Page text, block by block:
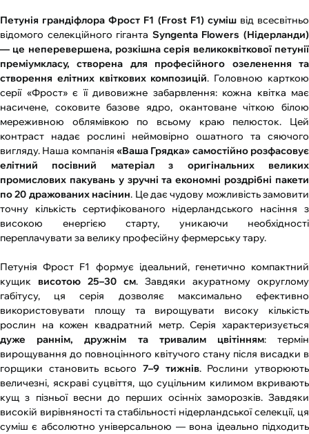
Петунія грандіфлора Фрост F1 (Frost F1) сумішвід всесвітньо
відомого селекційного гіганта Syngenta Flowers (Нідерланди)
— це неперевершена, розкішна серія великоквіткової петунії
преміумкласу, створена для професійного озеленення та
створення елітних квіткових композицій. Головною карткою
серії «Фрост» є її дивовижне забарвлення: кожна квітка має
насичене, соковите базове ядро, окантоване чіткою білою
мереживною облямівкою по всьому краю пелюсток. Цей
контраст надає рослині неймовірно ошатного та сяючого
вигляду. Наша компанія «Ваша Грядка» самостійно розфасовує
елітний посівний матеріал з оригінальних великих
промислових пакувань у зручні та економні роздрібні пакети
по 20 дражованих насінин. Це дає чудову можливість замовити
точну кількість сертифікованого нідерландського насіння з
високою енергією старту, уникаючи необхідності
переплачувати за велику професійну фермерську тару.
Петунія Фрост F1 формує ідеальний, генетично компактний
кущик висотою 25–30 см. Завдяки акуратному округлому
габітусу, ця серія дозволяє максимально ефективно
використовувати площу та вирощувати високу кількість
рослин на кожен квадратний метр. Серія характеризується
дуже раннім, дружнім та тривалим цвітінням: термін
вирощування до повноцінного квітучого стану після висадки в
горщики становить всього 7–9 тижнів. Рослини утворюють
величезні, яскраві суцвіття, що суцільним килимом вкривають
кущ з пізньої весни до перших осінніх заморозків. Завдяки
високій вирівняності та стабільності нідерландської селекції, ця
суміш є абсолютно універсальною — вона ідеально підходить